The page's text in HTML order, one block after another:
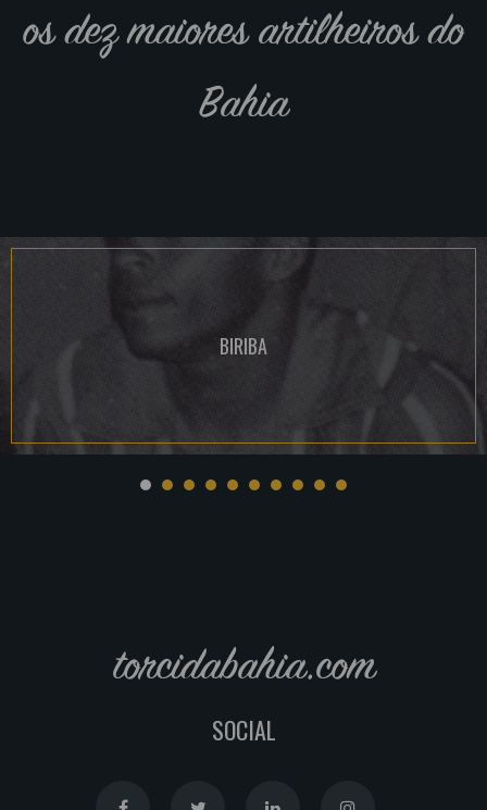
os dez maiores artilheiros do
Bahia
BIRIBA
torcidabahia.com
SOCIAL